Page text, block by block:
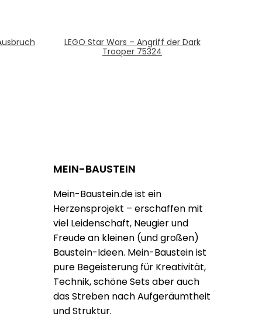
LEGO Star Wars – Angriff der Dark
Trooper 75324
MEIN-BAUSTEIN
Mein-Baustein.de ist ein
Herzensprojekt – erschaffen mit
viel Leidenschaft, Neugier und
Freude an kleinen (und großen)
Baustein-Ideen. Mein-Baustein ist
pure Begeisterung für Kreativität,
Technik, schöne Sets aber auch
das Streben nach Aufgeräumtheit
und Struktur.